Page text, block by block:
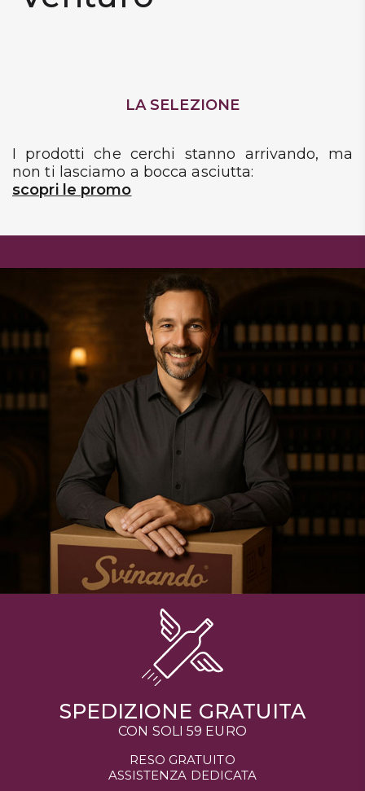
Gift
Card
LA SELEZIONE
I prodotti che cerchi stanno arrivando, ma
non ti lasciamo a bocca asciutta:
scopri le promo
SPEDIZIONE GRATUITA
CON SOLI 59 EURO
RESO GRATUITO
ASSISTENZA DEDICATA